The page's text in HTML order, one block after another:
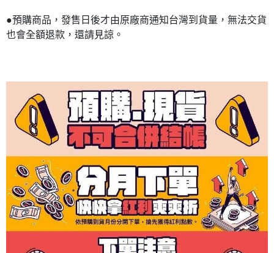
●預購商品，發售日後才由原廠商通知台灣到貨量，無法交貨
也會全額退款，還請見諒。